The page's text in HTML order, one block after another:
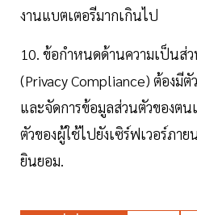
งานแบตเตอรีมากเกินไป
10. ข้อกำหนดด้านความเป็นส่
(Privacy Compliance) ต้องมีตั
และจัดการข้อมูลส่วนตัวของต
ตัวของผู้ใช้ไปยังเซิร์ฟเวอร์ภาย
ยินยอม.